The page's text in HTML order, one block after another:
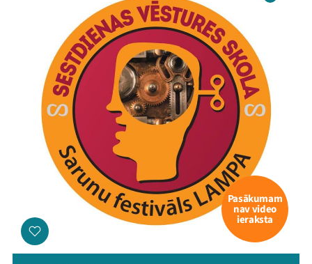
Pasākumam
nav video
ieraksta